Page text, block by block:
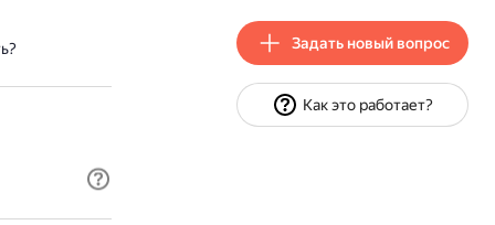
Задать новый вопрос
Как это работает?